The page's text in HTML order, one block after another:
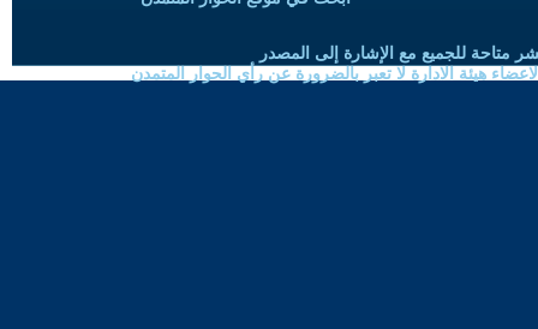
متاحة للجميع مع الإشارة إلى المصدر
هيئة الادارة لا تعبر بالضرورة عن رأي الحوار المتمدن